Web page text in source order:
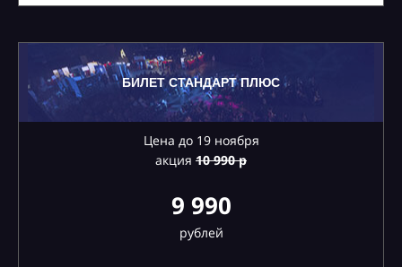
БИЛЕТ СТАНДАРТ ПЛЮС
Цена до 19 ноября
акция 10990 р
9 990
рублей